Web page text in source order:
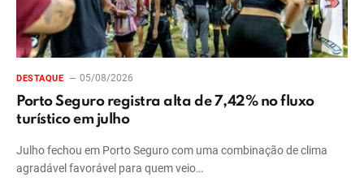
DESTAQUE 05/08/2026
Porto Seguro registra alta de 7,42% no fluxo
turístico em julho
Julho fechou em Porto Seguro com uma combinação de clima
agradável favorável para quem veio…